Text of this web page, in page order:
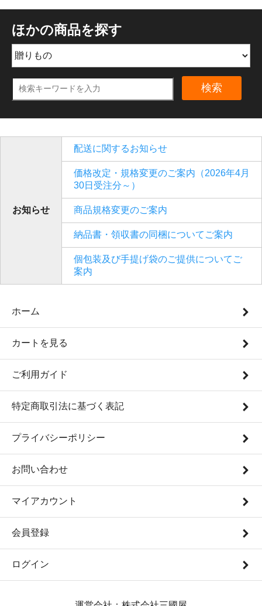
ほかの商品を探す
検索
お知らせ
配送に関するお知らせ
価格改定・規格変更のご案内（2026年4月
30日受注分～）
商品規格変更のご案内
納品書・領収書の同梱についてご案内
個包装及び手提げ袋のご提供についてご
案内
ホーム
カートを見る
ご利用ガイド
特定商取引法に基づく表記
プライバシーポリシー
お問い合わせ
マイアカウント
会員登録
ログイン